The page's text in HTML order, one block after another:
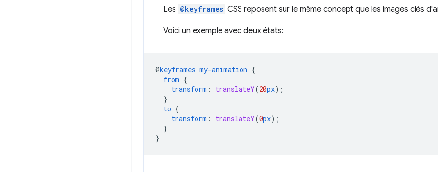
Les @keyframes CSS reposent sur le même concept que les images clés
Voici un exemple avec deux états:
@keyframes my-animation {
from {
transform : translateY(20px);
}
to {
transform : translateY(0px);
}
}